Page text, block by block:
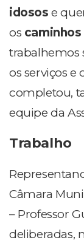
idosos e
os caminhos
trabalhemos
os serviços e
completou,
equipe da
Trabalho
Câmara
– Professor
deliberadas,